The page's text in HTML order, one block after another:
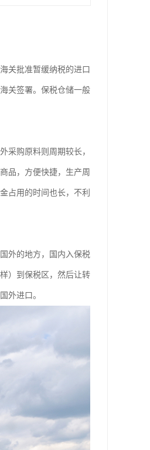
关批准暂缓纳税的进口
关签署。保税仓储一般
采购原料则周期较长，
品，方便快捷，生产周
占用的时间也长，不利
外的地方，国内入保税
）到保税区，然后让转
外进口。